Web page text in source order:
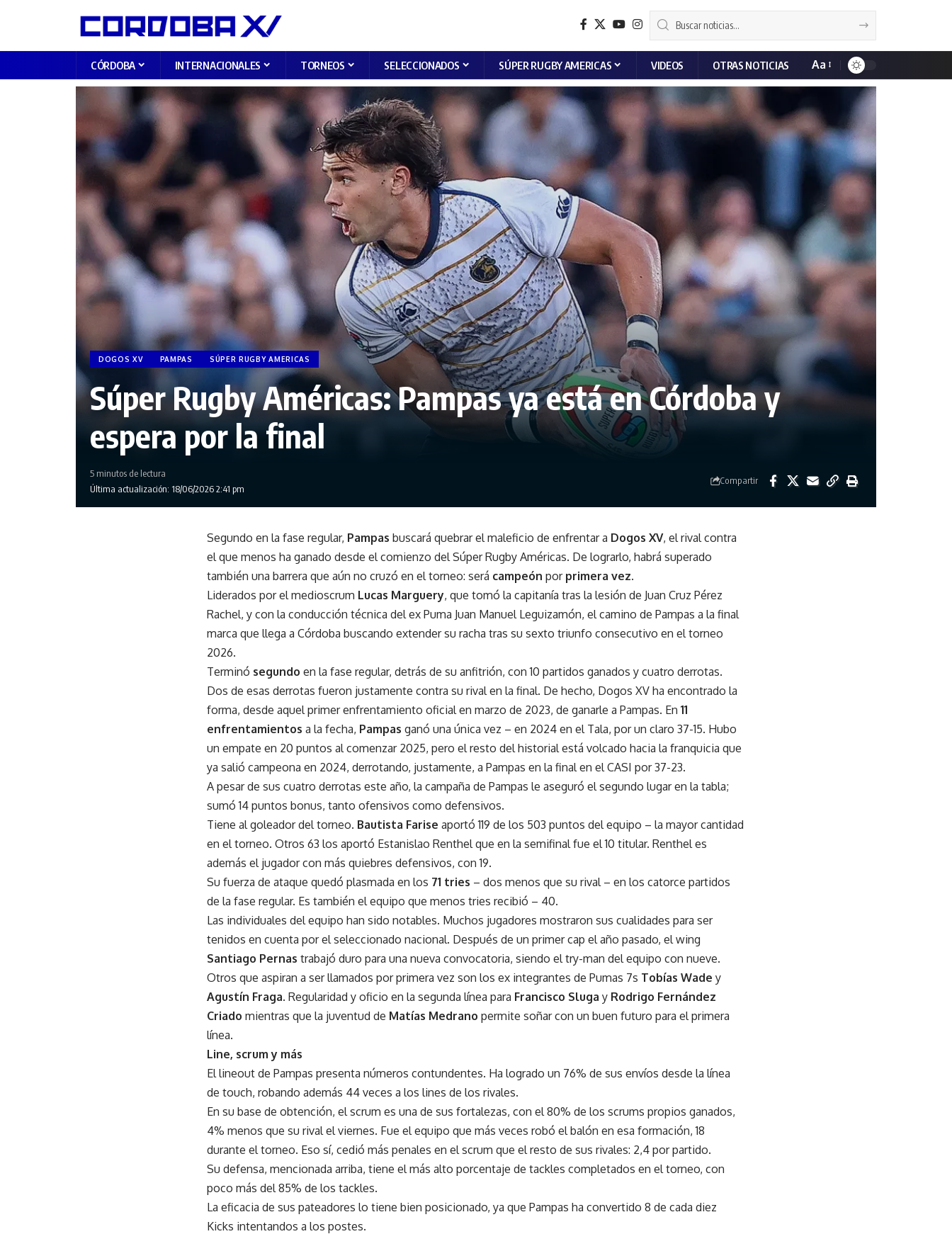
CÓRDOBA INTERNACIONALES TORNEOS SELECCIONADOS SÚPER RUGBY AMERICAS VIDEOS OTRAS NOTICIAS Aa
DOGOS XV PAMPAS SÚPER RUGBY AMERICAS
Súper Rugby Américas: Pampas ya está en Córdoba y
espera por la final
Última actualización: 18/06/2026 2:41 pm
5 minutos de lectura
Compartir
Segundo en la fase regular, Pampas buscará quebrar el maleficio de enfrentar a Dogos XV, el rival contra
el que menos ha ganado desde el comienzo del Súper Rugby Américas. De lograrlo, habrá superado
también una barrera que aún no cruzó en el torneo: será campeón por primera vez.
Liderados por el medioscrum Lucas Marguery, que tomó la capitanía tras la lesión de Juan Cruz Pérez
Rachel, y con la conducción técnica del ex Puma Juan Manuel Leguizamón, el camino de Pampas a la final
marca que llega a Córdoba buscando extender su racha tras su sexto triunfo consecutivo en el torneo
2026.
Terminó segundo en la fase regular, detrás de su anfitrión, con 10 partidos ganados y cuatro derrotas.
Dos de esas derrotas fueron justamente contra su rival en la final. De hecho, Dogos XV ha encontrado la
forma, desde aquel primer enfrentamiento oficial en marzo de 2023, de ganarle a Pampas. En 11
enfrentamientos a la fecha, Pampas ganó una única vez – en 2024 en el Tala, por un claro 37-15. Hubo
un empate en 20 puntos al comenzar 2025, pero el resto del historial está volcado hacia la franquicia que
ya salió campeona en 2024, derrotando, justamente, a Pampas en la final en el CASI por 37-23.
A pesar de sus cuatro derrotas este año, la campaña de Pampas le aseguró el segundo lugar en la tabla;
sumó 14 puntos bonus, tanto ofensivos como defensivos.
Tiene al goleador del torneo. Bautista Farise aportó 119 de los 503 puntos del equipo – la mayor cantidad
en el torneo. Otros 63 los aportó Estanislao Renthel que en la semifinal fue el 10 titular. Renthel es
además el jugador con más quiebres defensivos, con 19.
Su fuerza de ataque quedó plasmada en los 71 tries – dos menos que su rival – en los catorce partidos
de la fase regular. Es también el equipo que menos tries recibió – 40.
Las individuales del equipo han sido notables. Muchos jugadores mostraron sus cualidades para ser
tenidos en cuenta por el seleccionado nacional. Después de un primer cap el año pasado, el wing
Santiago Pernas trabajó duro para una nueva convocatoria, siendo el try-man del equipo con nueve.
Otros que aspiran a ser llamados por primera vez son los ex integrantes de Pumas 7s Tobías Wade y
Agustín Fraga. Regularidad y oficio en la segunda línea para Francisco Sluga y Rodrigo Fernández
Criado mientras que la juventud de Matías Medrano permite soñar con un buen futuro para el primera
línea.
Line, scrum y más
El lineout de Pampas presenta números contundentes. Ha logrado un 76% de sus envíos desde la línea
de touch, robando además 44 veces a los lines de los rivales.
En su base de obtención, el scrum es una de sus fortalezas, con el 80% de los scrums propios ganados,
4% menos que su rival el viernes. Fue el equipo que más veces robó el balón en esa formación, 18
durante el torneo. Eso sí, cedió más penales en el scrum que el resto de sus rivales: 2,4 por partido.
Su defensa, mencionada arriba, tiene el más alto porcentaje de tackles completados en el torneo, con
poco más del 85% de los tackles.
La eficacia de sus pateadores lo tiene bien posicionado, ya que Pampas ha convertido 8 de cada diez
Kicks intentandos a los postes.